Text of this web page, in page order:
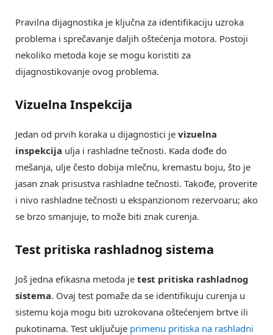
Pravilna dijagnostika je ključna za identifikaciju uzroka
problema i sprečavanje daljih oštećenja motora. Postoji
nekoliko metoda koje se mogu koristiti za
dijagnostikovanje ovog problema.
Vizuelna Inspekcija
Jedan od prvih koraka u dijagnostici je vizuelna
inspekcija ulja i rashladne tečnosti. Kada dođe do
mešanja, ulje često dobija mlečnu, kremastu boju, što je
jasan znak prisustva rashladne tečnosti. Takođe, proverite
i nivo rashladne tečnosti u ekspanzionom rezervoaru; ako
se brzo smanjuje, to može biti znak curenja.
Test pritiska rashladnog sistema
Još jedna efikasna metoda je test pritiska rashladnog
sistema. Ovaj test pomaže da se identifikuju curenja u
sistemu koja mogu biti uzrokovana oštećenjem brtve ili
pukotinama. Test uključuje primenu pritiska na rashladni